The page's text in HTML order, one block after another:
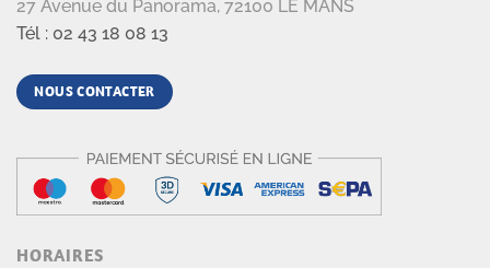
27 Avenue du Panorama, 72100 LE MANS
Tél : 02 43 18 08 13
NOUS CONTACTER
HORAIRES